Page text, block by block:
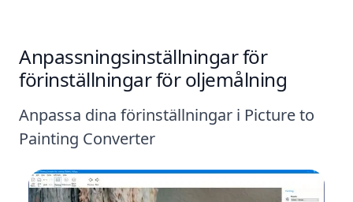
Anpassningsinställningar för
förinställningar för oljemålning
Anpassa dina förinställningar i Picture to
Painting Converter